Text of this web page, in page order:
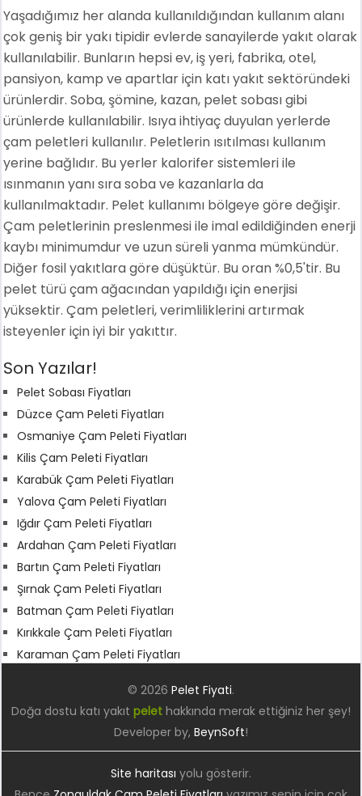
Yaşadığımız her alanda kullanıldığından kullanım alanı
çok geniş bir yakı tipidir evlerde sanayilerde yakıt olarak
kullanılabilir. Bunların hepsi ev, iş yeri, fabrika, otel,
pansiyon, kamp ve apartlar için katı yakıt sektöründeki
ürünlerdir. Soba, şömine, kazan, pelet sobası gibi
ürünlerde kullanılabilir. Isıya ihtiyaç duyulan yerlerde
çam peletleri kullanılır. Peletlerin ısıtılması kullanım
yerine bağlıdır. Bu yerler kalorifer sistemleri ile
ısınmanın yanı sıra soba ve kazanlarla da
kullanılmaktadır. Pelet kullanımı bölgeye göre değişir.
Çam peletlerinin preslenmesi ile imal edildiğinden enerji
kaybı minimumdur ve uzun süreli yanma mümkündür.
Diğer fosil yakıtlara göre düşüktür. Bu oran %0,5'tir. Bu
pelet türü çam ağacından yapıldığı için enerjisi
yüksektir. Çam peletleri, verimliliklerini artırmak
isteyenler için iyi bir yakıttır.
Son Yazılar!
Pelet Sobası Fiyatları
Düzce Çam Peleti Fiyatları
Osmaniye Çam Peleti Fiyatları
Kilis Çam Peleti Fiyatları
Karabük Çam Peleti Fiyatları
Yalova Çam Peleti Fiyatları
Iğdır Çam Peleti Fiyatları
Ardahan Çam Peleti Fiyatları
Bartın Çam Peleti Fiyatları
Şırnak Çam Peleti Fiyatları
Batman Çam Peleti Fiyatları
Kırıkkale Çam Peleti Fiyatları
Karaman Çam Peleti Fiyatları
© 2026 Pelet Fiyati.
Doğa dostu katı yakıt pelethakkında merak ettiğiniz her şey!
Developer by, BeynSoft!
Site haritası yolu gösterir.